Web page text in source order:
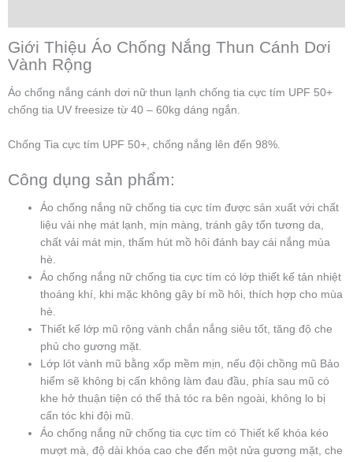
Giới Thiệu Áo Chống Nắng Thun Cánh Dơi
Vành Rộng
Áo chống nắng cánh dơi nữ thun lạnh chống tia cực tím UPF 50+
chống tia UV freesize từ 40 – 60kg dáng ngắn.
Chống Tia cực tím UPF 50+, chống nắng lên đến 98%.
Công dụng sản phẩm:
Áo chống nắng nữ chống tia cực tím được sản xuất với chất
liệu vải nhẹ mát lạnh, mịn màng, tránh gây tổn tương da,
chất vải mát mịn, thấm hút mồ hôi đánh bay cái nắng mùa
hè.
Áo chống nắng nữ chống tia cực tím có lớp thiết kế tản nhiệt
thoáng khí, khi mặc không gây bí mồ hôi, thích hợp cho mùa
hè.
Thiết kế lớp mũ rộng vành chắn nắng siêu tốt, tăng độ che
phủ cho gương mặt.
Lớp lót vành mũ bằng xốp mềm mịn, nếu đội chồng mũ Bảo
hiểm sẽ không bị cấn không làm đau đầu, phía sau mũ có
khe hở thuận tiện có thể thả tóc ra bên ngoài, không lo bị
cấn tóc khi đội mũ.
Áo chống nắng nữ chống tia cực tím có Thiết kế khóa kéo
mượt mà, độ dài khóa cao che đến một nửa gương mặt, che